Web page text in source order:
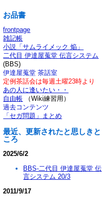
お品書
frontpage
雑記帳
小説「サムライメック 焔」
二代目 伊達屋蒐堂 伝言システム
(BBS)
伊達屋蒐堂 茶話室
定例茶話会は毎週土曜23時より
あの人に逢いたい・・
自由帳 （Wiki練習用）
過去コンテンツ
「セガ問題」まとめ
最近、更新されたと思しきと
ころ
2025/6/2
BBS-二代目 伊達屋蒐堂 伝
言システム 20/3
2011/9/17